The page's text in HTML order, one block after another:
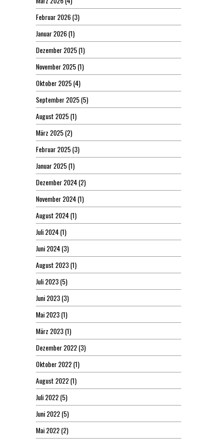
Februar 2026(3)
Januar 2026(1)
Dezember 2025(1)
November 2025(1)
Oktober 2025(4)
September 2025(5)
August 2025(1)
März 2025(2)
Februar 2025(3)
Januar 2025(1)
Dezember 2024(2)
November 2024(1)
August 2024(1)
Juli 2024(1)
Juni 2024(3)
August 2023(1)
Juli 2023(5)
Juni 2023(3)
Mai 2023(1)
März 2023(1)
Dezember 2022(3)
Oktober 2022(1)
August 2022(1)
Juli 2022(5)
Juni 2022(5)
Mai 2022(2)